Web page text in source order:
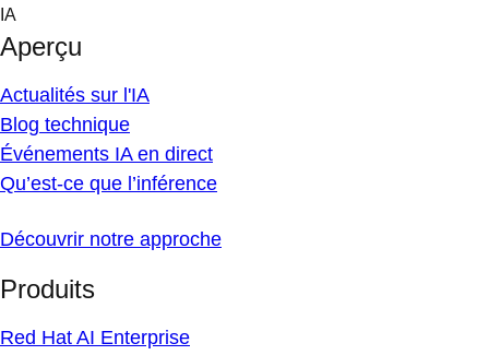
Skip
content
IA
Aperçu
Actualités sur l'IA
Blog technique
Événements IA en direct
Qu’est-ce que l’inférence
Découvrir notre approche
Produits
Red Hat AI Enterprise